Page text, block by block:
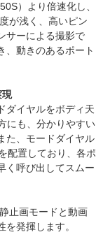
）より倍速化し、
が浅く、高いピン
サーによる撮影で
、動きのあるポート
現
ダイヤルをボディ天
にも、分かりやすい
た、モードダイヤル
配置しており、各ポ
く呼び出してスムー
止画モードと動画
発揮します。